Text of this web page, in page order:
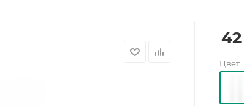
Цвет